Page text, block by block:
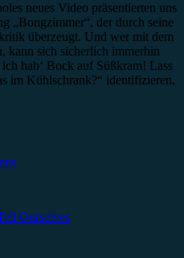
neues Video präsentierten uns
„Bongzimmer“, der durch seine
überzeugt. Und wer mit dem
kann sich sicherlich immerhin
hab‘ Bock auf Süßkram! Lass
im Kühlschrank?“ identifizieren.
Ourselves